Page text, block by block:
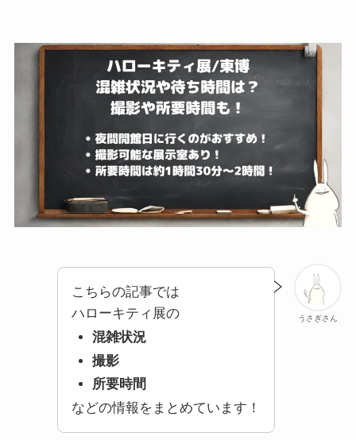
うさぎさん
こちらの記事では
ハローキティ展の
混雑状況
撮影
所要時間
などの情報をまとめています！